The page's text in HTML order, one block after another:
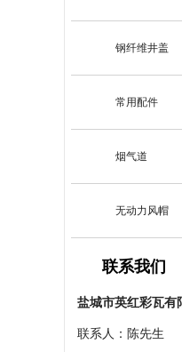
钢纤维井盖
常用配件
烟气道
无动力风帽
联系我们
盐城市英红彩瓦有
联系人：陈先生